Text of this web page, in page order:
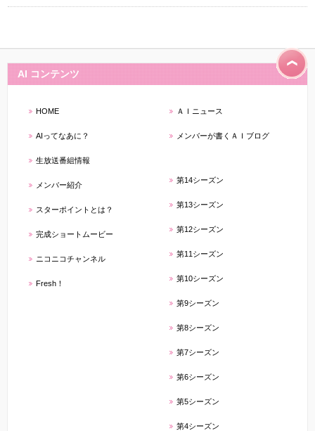
AI コンテンツ
HOME
AIってなあに？
生放送番組情報
メンバー紹介
スターポイントとは？
完成ショートムービー
ニコニコチャンネル
Fresh！
ＡＩニュース
メンバーが書くＡＩブログ
第14シーズン
第13シーズン
第12シーズン
第11シーズン
第10シーズン
第9シーズン
第8シーズン
第7シーズン
第6シーズン
第5シーズン
第4シーズン